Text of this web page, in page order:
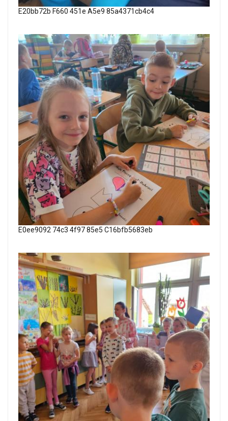
E20bb72b F660 451e A5e9 85a4371cb4c4
E0ee9092 74c3 4f97 85e5 C16bfb5683eb